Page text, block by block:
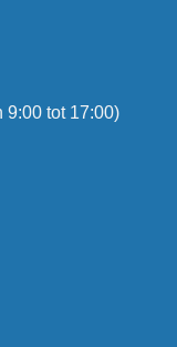
9:00 tot 17:00)